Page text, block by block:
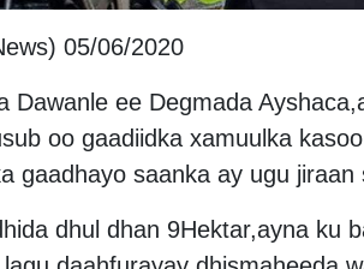
05/06/2020
Dawanle ee Degmada
oo gaadiidka xamuulka
gaadhayo saanka ay ugu jiraan
dhul dhan 9Hektar,ayna ku